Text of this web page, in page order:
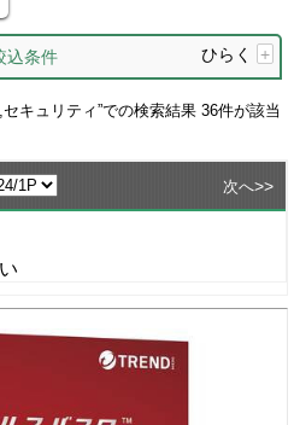
込条件 ひらく +
キュリティ”での検索結果 36件が該当
次へ>>